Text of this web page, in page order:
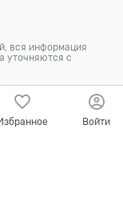
вся информация
уточняются с
Войти